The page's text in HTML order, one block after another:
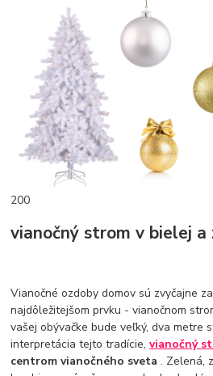
200
vianočný strom v bielej
Vianočné ozdoby domov sú zvyčajne
najdôležitejšom prvku - vianočnom
vašej obývačke bude veľký, dva metre
interpretácia tejto tradície,vianočný
centrom vianočného sveta. Zelená,